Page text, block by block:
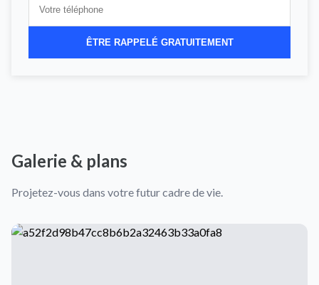
ÊTRE RAPPELÉ GRATUITEMENT
Galerie & plans
Projetez-vous dans votre futur cadre de vie.